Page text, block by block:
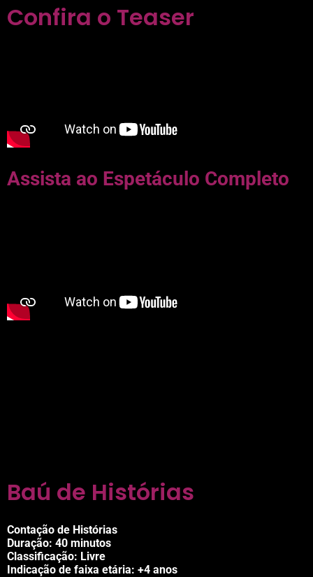
Confira o Teaser
Assista ao Espetáculo Completo
Baú de Histórias
Contação de Histórias
Duração: 40 minutos
Classificação: Livre
Indicação de faixa etária: +4 anos